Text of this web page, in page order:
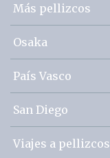
Más pellizcos
Osaka
País Vasco
San Diego
Viajes a pellizcos